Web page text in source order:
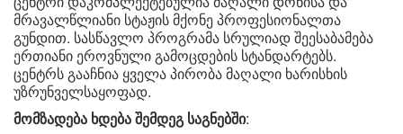
მრავალწლიანი სტაჟის მქონე პროფესიონალთა
გუნდით. სასწავლო პროგრამა სრულიად შეესაბამება
ერთიანი ეროვნული გამოცდების სტანდარტებს.
ცენტრს გააჩნია ყველა პირობა მაღალი ხარისხის
უზრუნველსაყოფად.
მომზადება ხდება შემდეგ საგნებში: